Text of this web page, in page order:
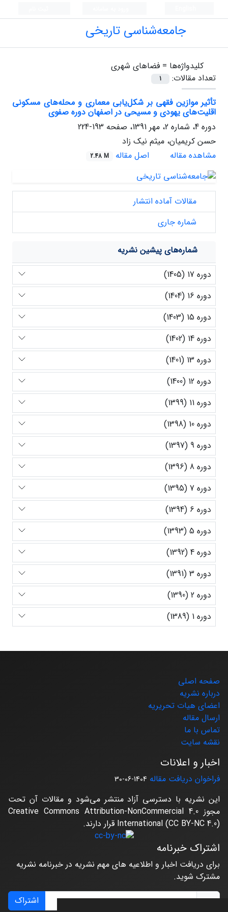
جامعه‌شناسی تاریخی
کلیدواژه‌ها = فضاهای شهری
تعداد مقالات:
1
تأثیر موازین فقهی بر شکل‌یابی معماری و محله‌های مسکونی
اقلیت‌های یهودی و مسیحی در اصفهان دوره صفوی
دوره 4، شماره 2، مهر 1391، صفحه
193-224
حسن کریمیان، میثم نیک زاد
مشاهده مقاله
اصل مقاله 2.48 M
مقالات آماده انتشار
شماره جاری
شماره‌های پیشین نشریه
دوره 17 (1405)
دوره 16 (1404)
دوره 15 (1403)
دوره 14 (1402)
دوره 13 (1401)
دوره 12 (1400)
دوره 11 (1399)
دوره 10 (1398)
دوره 9 (1397)
دوره 8 (1396)
دوره 7 (1395)
دوره 6 (1394)
دوره 5 (1393)
دوره 4 (1392)
دوره 3 (1391)
دوره 2 (1390)
دوره 1 (1389)
صفحه اصلی
درباره نشریه
اعضای هیات تحریریه
ارسال مقاله
تماس با ما
نقشه سایت
اخبار و اعلانات
فراخوان دریافت مقاله 1404-06-30
این نشریه با دسترسی آزاد منتشر می‌شود و مقالات آن تحت
مجوز Creative Commons Attribution-NonCommercial 4.0
International (CC BY-NC 4.0) قرار دارند.
اشتراک خبرنامه
برای دریافت اخبار و اطلاعیه های مهم نشریه در خبرنامه نشریه
مشترک شوید.
اشتراک